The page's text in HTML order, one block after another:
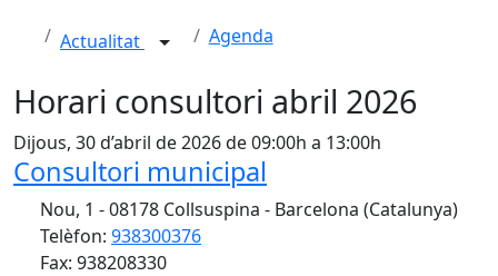
Actualitat Agenda
Horari consultori abril 2026
Dijous, 30 d’abril de 2026 de 09:00h a 13:00h
Consultori municipal
Nou, 1 - 08178 Collsuspina - Barcelona (Catalunya)
Telèfon: 938300376
Fax: 938208330